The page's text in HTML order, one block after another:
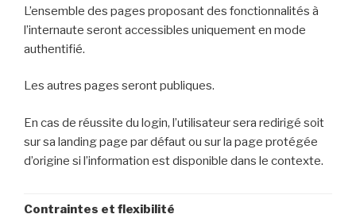
L’ensemble des pages proposant des fonctionnalités à
l’internaute seront accessibles uniquement en mode
authentifié.
Les autres pages seront publiques.
En cas de réussite du login, l’utilisateur sera redirigé soit
sur sa landing page par défaut ou sur la page protégée
d’origine si l’information est disponible dans le contexte.
Contraintes et flexibilité